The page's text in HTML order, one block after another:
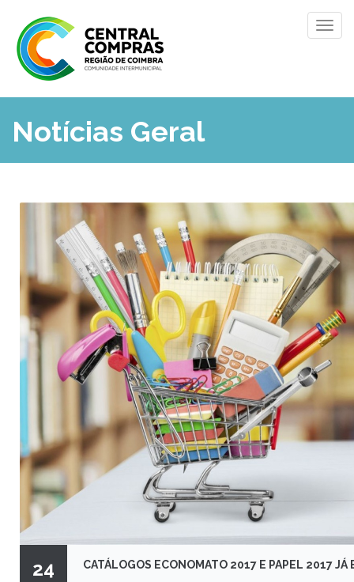
Notícias Geral
24 CATÁLOGOS ECONOMATO 2017 E PAPEL 2017 JÁ